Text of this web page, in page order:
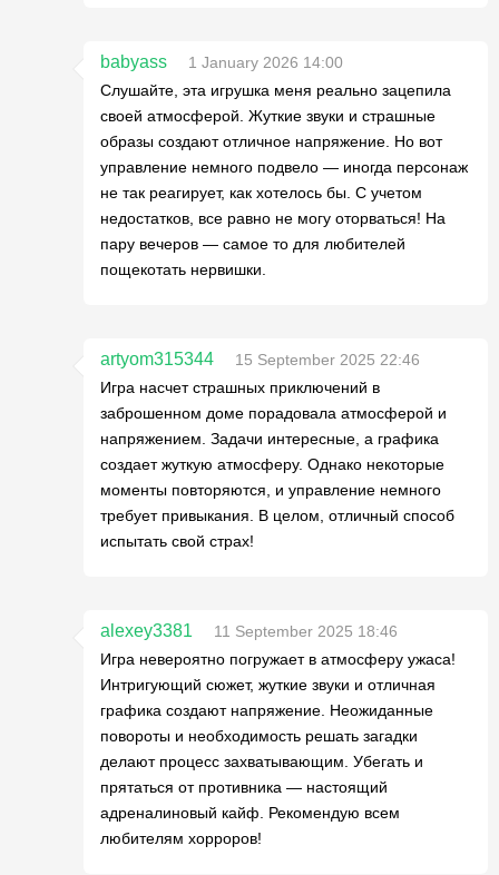
babyass
1 January 2026 14:00
Слушайте, эта игрушка меня реально зацепила
своей атмосферой. Жуткие звуки и страшные
образы создают отличное напряжение. Но вот
управление немного подвело — иногда персонаж
не так реагирует, как хотелось бы. С учетом
недостатков, все равно не могу оторваться! На
пару вечеров — самое то для любителей
пощекотать нервишки.
artyom315344
15 September 2025 22:46
Игра насчет страшных приключений в
заброшенном доме порадовала атмосферой и
напряжением. Задачи интересные, а графика
создает жуткую атмосферу. Однако некоторые
моменты повторяются, и управление немного
требует привыкания. В целом, отличный способ
испытать свой страх!
alexey3381
11 September 2025 18:46
Игра невероятно погружает в атмосферу ужаса!
Интригующий сюжет, жуткие звуки и отличная
графика создают напряжение. Неожиданные
повороты и необходимость решать загадки
делают процесс захватывающим. Убегать и
прятаться от противника — настоящий
адреналиновый кайф. Рекомендую всем
любителям хорроров!